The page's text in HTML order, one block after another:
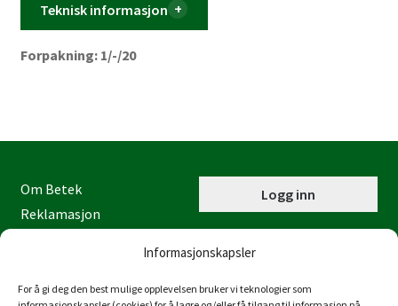
Informasjonskapsler
For å gi deg den best mulige opplevelsen bruker vi teknologier som
Teknisk informasjon
Forpakning: 1/-/20
Logg inn
Om Betek
Reklamasjon
Personvernerklæring